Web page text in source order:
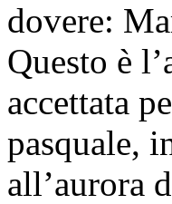
dovere:
Questo è
accettata
pasquale,
all’aurora